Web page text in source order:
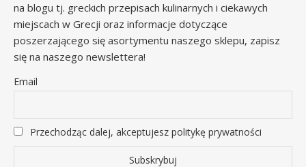
na blogu tj. greckich przepisach kulinarnych i ciekawych
miejscach w Grecji oraz informacje dotyczące
poszerzającego się asortymentu naszego sklepu, zapisz
się na naszego newslettera!
Email
Przechodząc dalej, akceptujesz politykę prywatności